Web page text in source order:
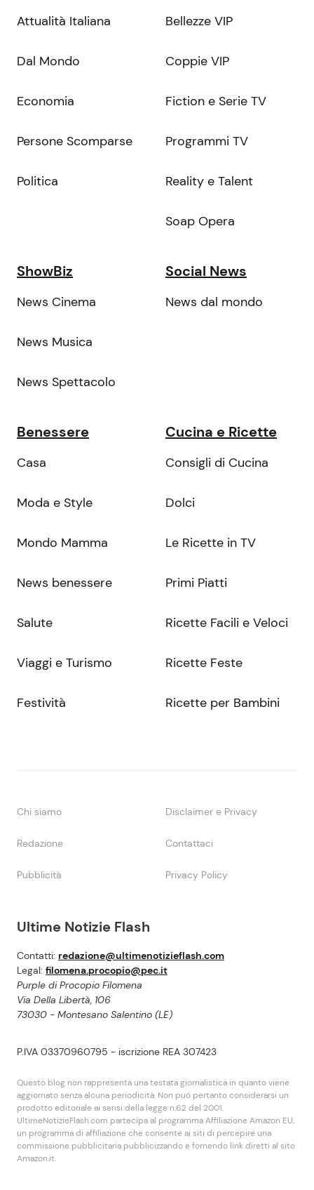
Ultime Notizie Flash
Contatti: redazione@ultimenotizieflash.com
Legal: filomena.procopio@pec.it
Purple di Procopio Filomena
Via Della Libertà, 106
73030 - Montesano Salentino (LE)
P.IVA 03370960795 - iscrizione REA 307423
Questo blog non rappresenta una testata giornalistica in quanto viene
aggiornato senza alcuna periodicità. Non puó pertanto considerarsi un
prodotto editoriale ai sensi della legge n.62 del 2001.
UltimeNotizieFlash.com partecipa al programma Affiliazione Amazon EU,
un programma di affiliazione che consente ai siti di percepire una
commissione pubblicitaria pubblicizzando e fornendo link diretti al sito
Amazon.it.
Attualità Italiana
Dal Mondo
Economia
Persone Scomparse
Politica
Bellezze VIP
Coppie VIP
Fiction e Serie TV
Programmi TV
Reality e Talent
Soap Opera
ShowBiz
News Cinema
News Musica
News Spettacolo
Social News
News dal mondo
Benessere
Casa
Moda e Style
Mondo Mamma
News benessere
Salute
Viaggi e Turismo
Festività
Cucina e Ricette
Consigli di Cucina
Dolci
Le Ricette in TV
Primi Piatti
Ricette Facili e Veloci
Ricette Feste
Ricette per Bambini
Chi siamo Disclaimer e Privacy
Redazione Contattaci
Pubblicità Privacy Policy